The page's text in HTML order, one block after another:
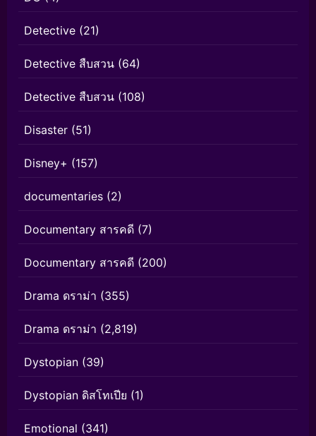
Detective (21)
Detective สืบสวน (64)
Detective สืบสวน (108)
Disaster (51)
Disney+ (157)
documentaries (2)
Documentary สารคดี (7)
Documentary สารคดี (200)
Drama ดราม่า (355)
Drama ดราม่า (2,819)
Dystopian (39)
Dystopian ดิสโทเปีย (1)
Emotional (341)